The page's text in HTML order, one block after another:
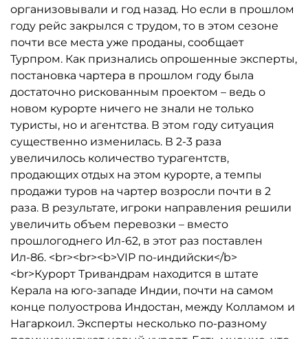
организовывали и год назад. Но если в прошлом
году рейс закрылся с трудом, то в этом сезоне
почти все места уже проданы, сообщает
Турпром. Как признались опрошенные эксперты,
постановка чартера в прошлом году была
достаточно рискованным проектом – ведь о
новом курорте ничего не знали не только
туристы, но и агентства. В этом году ситуация
существенно изменилась. В 2-3 раза
увеличилось количество турагентств,
продающих отдых на этом курорте, а темпы
продажи туров на чартер возросли почти в 2
раза. В результате, игроки направления решили
увеличить объем перевозки – вместо
прошлогоднего Ил-62, в этот раз поставлен
Ил-86. <br><br><b>VIP по-индийски</b>
<br>Курорт Тривандрам находится в штате
Керала на юго-западе Индии, почти на самом
конце полуострова Индостан, между Колламом и
Нагаркоил. Эксперты несколько по-разному